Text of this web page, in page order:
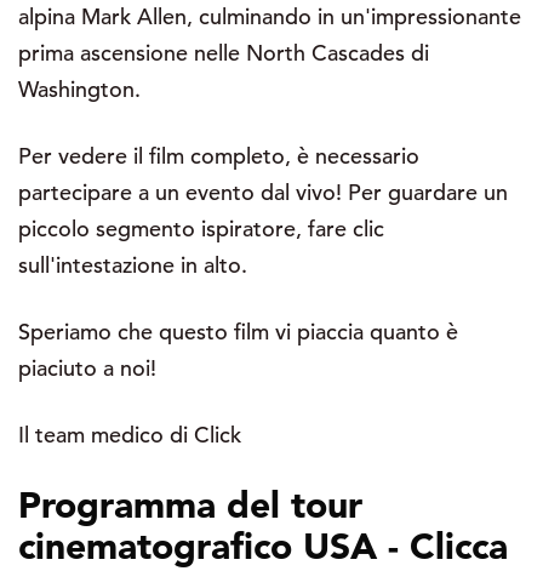
alpina Mark Allen, culminando in un'impressionante
prima ascensione nelle North Cascades di
Washington.
Per vedere il film completo, è necessario
partecipare a un evento dal vivo! Per guardare un
piccolo segmento ispiratore, fare clic
sull'intestazione in alto.
Speriamo che questo film vi piaccia quanto è
piaciuto a noi!
Il team medico di Click
Programma del tour
cinematografico USA - Clicca